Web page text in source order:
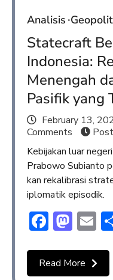
Analisis
Statecraft
Indonesia:
Menengah
Pasifik yang
February 13,
Comments
Kebijakan luar
Prabowo Subianto
kan rekalibrasi
iplomatik episodik.
Read More